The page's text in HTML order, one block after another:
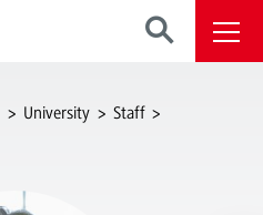
University
Staff